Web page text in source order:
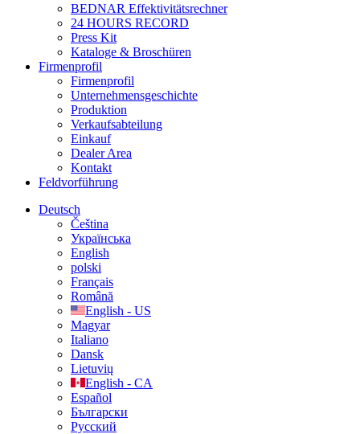
BEDNAR Effektivitätsrechner
24 HOURS RECORD
Press Kit
Kataloge & Broschüren
Firmenprofil
Firmenprofil
Unternehmensgeschichte
Produktion
Verkaufsabteilung
Einkauf
Dealer Area
Kontakt
Feldvorführung
Deutsch
Čeština
Українська
English
polski
Français
Română
English - US
Magyar
Italiano
Dansk
Lietuvių
English - CA
Español
Български
Русский